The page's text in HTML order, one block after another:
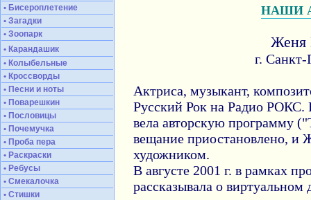
• Бисероплетение
• Загадки
• Зоопарк
• Карандашик
• Колыбельные
• Кроссворды
• Песни и ноты
• Поварешкин
• Пословицы
• Почемучка
• Проба пера
• Раскраски
• Ребусы
• Смекалочка
• Стишки
НАШИ
Женя
г. Санкт-
Актриса, музыкант,
Русский Рок на Радио РОКС.
вела авторскую программу
вещание приостановлено, и
художником.
В августе 2001 г. в рамках
рассказывала о